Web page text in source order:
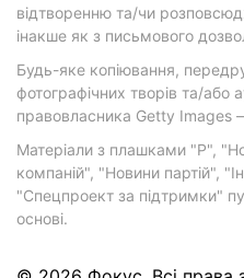
відтворенню та/чи
інакше як з письмового
Будь-яке копіювання,
фотографічних творів та/або
правовласника Getty Images
Матеріали з плашками "Р",
компаній", "Новини партій",
"Спецпроект за підтримки"
основі.